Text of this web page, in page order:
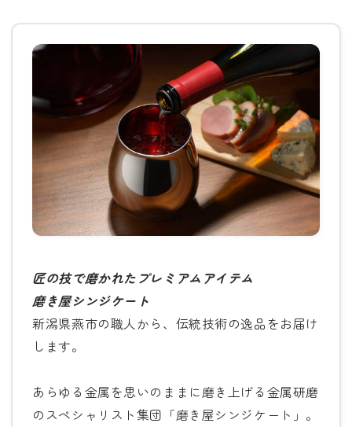
メ
(1)
を
く
匠の技で磨かれたプレミアムアイテム
磨き屋シンジケート
新潟県燕市の職人から、伝統技術の逸品をお届け
します。
あらゆる金属を思いのままに磨き上げる金属研磨
のスペシャリスト集団「磨き屋シンジケート」。